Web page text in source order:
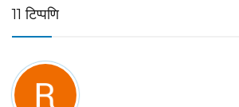
11 टिप्पणि